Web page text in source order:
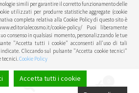
l’anno.
simili per garantire il corretto funzionamento delle
utilizzati per produrre statistiche aggregate (cookie
completa relativa alla Cookie Policy di questo sito è
cookie-policy/ Puoi liberamente
consenso in qualsiasi momento, personalizzando le tue
"Accetta tutti i cookie" acconsenti all'uso di tali
Cliccando sul pulsante "Accetta cookie tecnici"
tecnici.Cookie Policy
Accetta tutti i cookie